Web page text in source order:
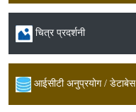
चित्र प्रदर्शनी
आईसीटी अनुप्रयोग / डेटाबेस